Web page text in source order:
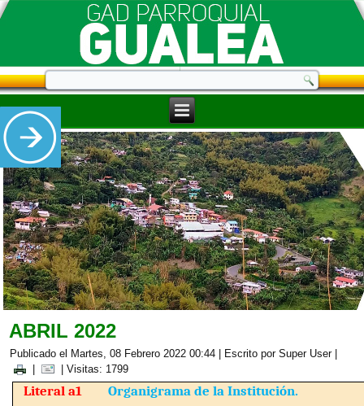
ABRIL 2022
Publicado el Martes, 08 Febrero 2022 00:44 Escrito por Super User|
| Visitas: 1799
Literal a1 Organigrama de la Institución.